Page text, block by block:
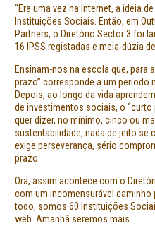
“Era uma vez na Internet, a ideia
Instituições Sociais. Então, em
Partners, o Diretório Sector 3 foi
16 IPSS registadas e meia-dúzia
Ensinam-nos na escola que, para
prazo” corresponde a um período
Depois, ao longo da vida
de investimentos sociais, o “curto
quer dizer, no mínimo, cinco ou
sustentabilidade, nada de jeito se
exige perseverança, sério
prazo.
Ora, assim acontece com o
com um incomensurável caminho
todo, somos 60 Instituições
web. Amanhã seremos mais.